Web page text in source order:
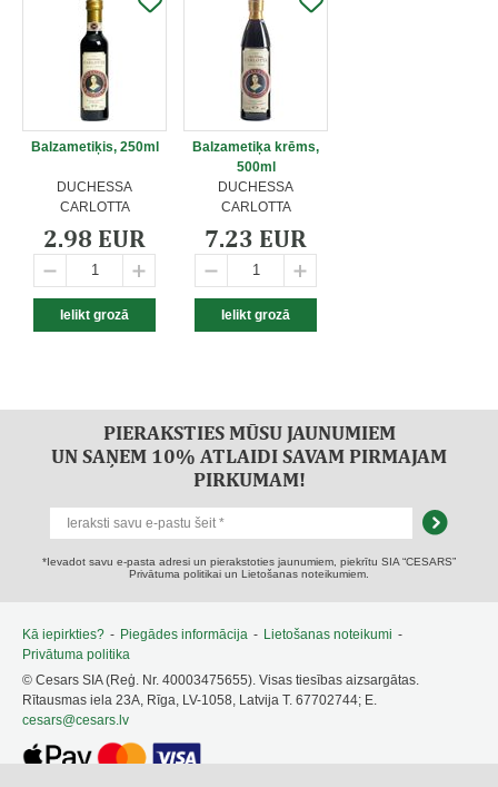
Balzametiķis, 250ml
DUCHESSA
CARLOTTA
2.98 EUR
Balzametiķa krēms,
500ml
DUCHESSA
CARLOTTA
7.23 EUR
PIERAKSTIES MŪSU JAUNUMIEM
UN SAŅEM 10% ATLAIDI SAVAM PIRMAJAM
PIRKUMAM!
*Ievadot savu e-pasta adresi un pierakstoties jaunumiem, piekrītu SIA “CESARS”
Privātuma politikai un Lietošanas noteikumiem.
Kā iepirkties? - Piegādes informācija - Lietošanas noteikumi -
Privātuma politika
© Cesars SIA (Reģ. Nr. 40003475655). Visas tiesības aizsargātas.
Rītausmas iela 23A, Rīga, LV-1058, Latvija T. 67702744; E.
cesars@cesars.lv